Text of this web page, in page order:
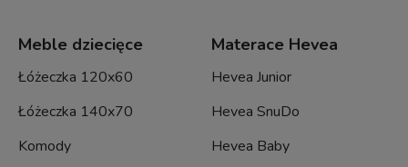
Meble dziecięce
Łóżeczka 120x60
Łóżeczka 140x70
Komody
Materace Hevea
Hevea Junior
Hevea SnuDo
Hevea Baby